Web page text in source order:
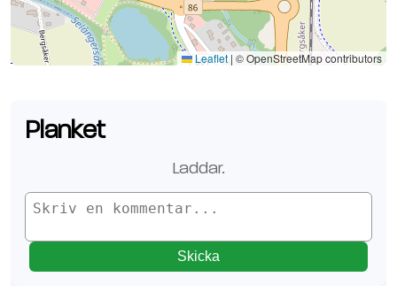
Leaflet | © OpenStreetMap contributors
Se planen på Google Maps
Planket
Laddar.
Skicka